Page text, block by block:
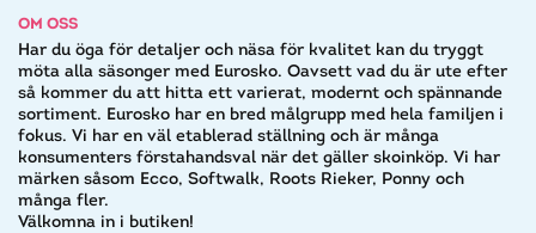
OM OSS
Har du öga för detaljer och näsa för kvalitet kan du tryggt
möta alla säsonger med Eurosko. Oavsett vad du är ute efter
så kommer du att hitta ett varierat, modernt och spännande
sortiment. Eurosko har en bred målgrupp med hela familjen i
fokus. Vi har en väl etablerad ställning och är många
konsumenters förstahandsval när det gäller skoinköp. Vi har
märken såsom Ecco, Softwalk, Roots Rieker, Ponny och
många fler.
Välkomna in i butiken!